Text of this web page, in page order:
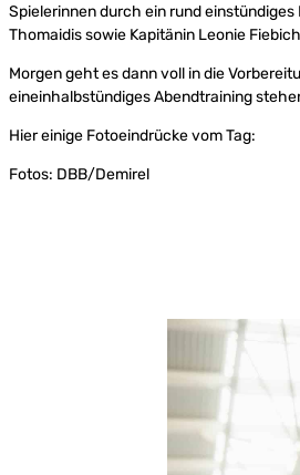
Spielerinnen durch ein rund
Thomaidis sowie Kapitänin Leonie
Morgen geht es dann voll in die
eineinhalbstündiges Abendtraining
Hier einige Fotoeindrücke vom Tag:
Fotos: DBB/Demirel